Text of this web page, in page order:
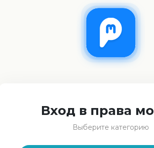
Вход в права
Выберите категорию